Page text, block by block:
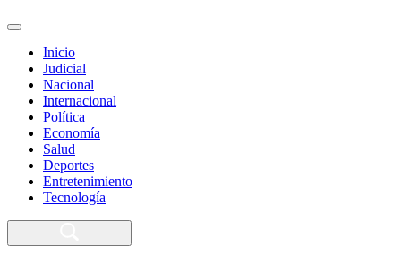
Inicio
Judicial
Nacional
Internacional
Política
Economía
Salud
Deportes
Entretenimiento
Tecnología